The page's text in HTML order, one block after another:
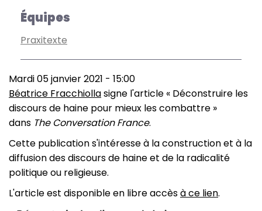
Équipes
Praxitexte
Mardi 05 janvier 2021 - 15:00
Béatrice Fracchiollasigne l'article « Déconstruire les
discours de haine pour mieux les combattre »
dans The Conversation France.
Cette publication s'intéresse à la construction et à la
diffusion des discours de haine et de la radicalité
politique ou religieuse.
L'article est disponible en libre accèsà ce lien.